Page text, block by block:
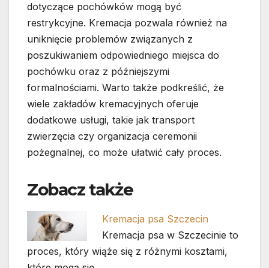
dotyczące pochówków mogą być
restrykcyjne. Kremacja pozwala również na
uniknięcie problemów związanych z
poszukiwaniem odpowiedniego miejsca do
pochówku oraz z późniejszymi
formalnościami. Warto także podkreślić, że
wiele zakładów kremacyjnych oferuje
dodatkowe usługi, takie jak transport
zwierzęcia czy organizacja ceremonii
pożegnalnej, co może ułatwić cały proces.
Zobacz także
Kremacja psa Szczecin
Kremacja psa w Szczecinie to
proces, który wiąże się z różnymi kosztami,